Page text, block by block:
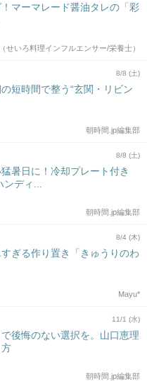
マーマレード醤油タレの「彩
せいろ料理インフルエンサー/栄養士）
8/8 (土)
短時間で整う“玄関・リビン
朝時間.jp編集部
8/8 (土)
暑日に！冷却プレート付き
ディ...
朝時間.jp編集部
8/4 (木)
ぎる作り置き「きゅうりのわ
Mayu*
11/1 (水)
後悔のない選択を。山口恵理
朝時間.jp編集部